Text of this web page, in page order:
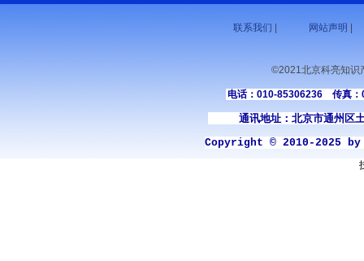
联系我们 网站声明
©2021北京科亮知识
电话：010-85306236 传真
通讯地址：北京市通州区土
Copyright © 2010-2025